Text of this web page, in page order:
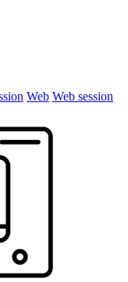
Web Web session